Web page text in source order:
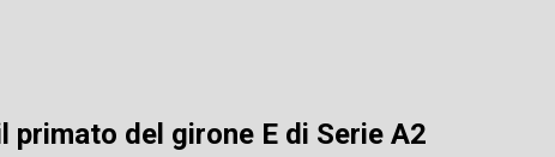
del girone E di Serie A2